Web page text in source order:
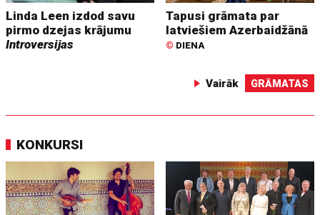
Linda Leen izdod savu
pirmo dzejas krājumu
Introversijas
Tapusi grāmata par
latviešiem Azerbaidžānā
© DIENA
Vairāk GRĀMATAS
KONKURSI